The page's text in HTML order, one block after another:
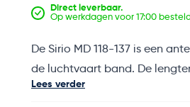
Direct leverbaar.
Op werkdagen voor 17:00
De Sirio MD 118-137 is een
de luchtvaart band. De
is 76cm en heeft een
Lees verder